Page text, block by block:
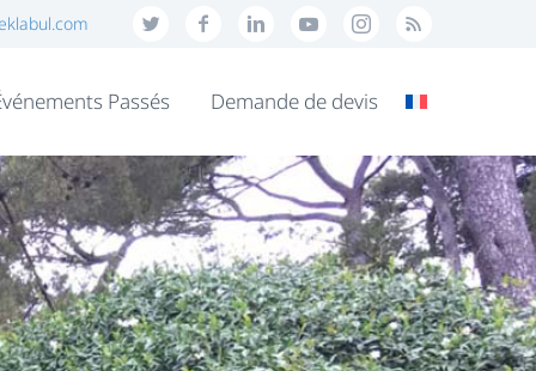
Passés Demande de devis